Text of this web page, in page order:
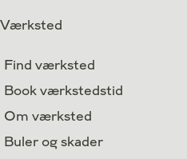
Værksted
Find værksted
Book værkstedstid
Om værksted
Buler og skader